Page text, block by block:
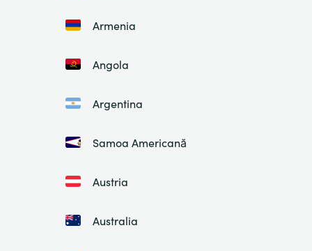
Armenia
Angola
Argentina
Samoa Americană
Austria
Australia